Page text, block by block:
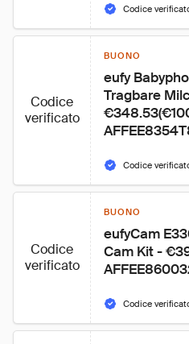
Codice
Codice
verificato
BUONO
eufy
Tragbare
Codice
Codice
verificato
BUONO
eufyCam
Cam Kit -
Codice